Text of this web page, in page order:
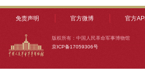
免责声明 官方微博 官方
版权所有：中国人民革命军事博物馆
京ICP备17059306号